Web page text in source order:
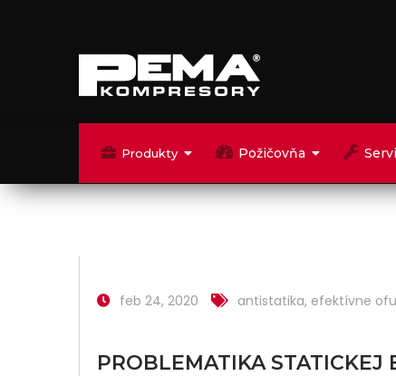
Produkty Požičovňa
feb 24, 2020 antistatika, efektívne
PROBLEMATIKA STATICKEJ